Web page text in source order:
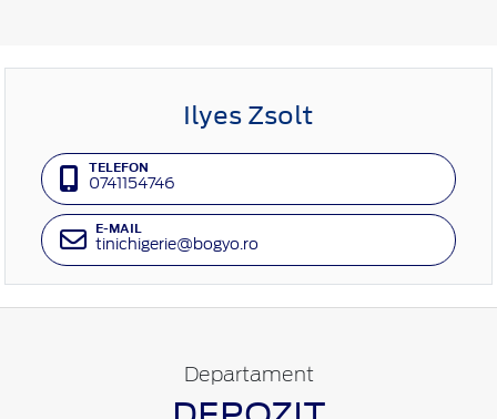
Ilyes Zsolt
TELEFON
0741154746
E-MAIL
tinichigerie@bogyo.ro
Departament